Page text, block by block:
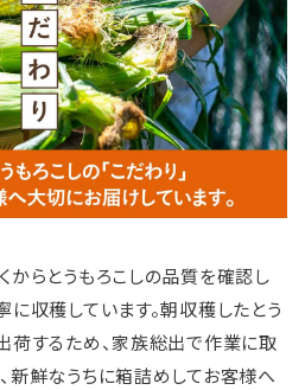
からとうもろこしの品質を確認し
収穫しています。朝収穫したとう
荷するため、家族総出で作業に取
新鮮なうちに箱詰めしてお客様へ